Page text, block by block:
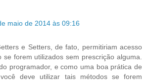
maio de 2014 às 09:16
e Setters, de fato, permitiriam acesso
se forem utilizados sem prescrição alguma.
programador, e como uma boa prática de
você deve utilizar tais métodos se forem